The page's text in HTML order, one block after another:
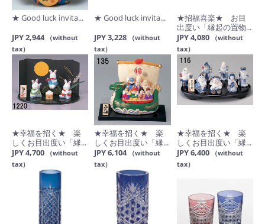
★ Good luck invita...
JPY 2,944 （without
tax）
★ Good luck invita...
JPY 3,228
（without
tax）
★招福喜楽★ お目
出度い「縁起の置物...
JPY 4,080
（without
tax）
★幸福を招く★ 楽
しくお目出度い「縁...
JPY 4,700
（without
tax）
★幸福を招く★ 楽
しくお目出度い「縁...
JPY 6,104 （without
tax）
★幸福を招く★ 楽
しくお目出度い「縁...
JPY 6,400
（without
tax）